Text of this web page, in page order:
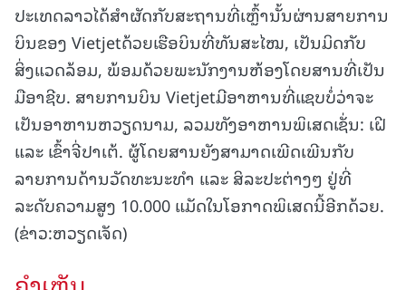
ປະເທດລາວໄດ້ສຳຜັດກັບສະຖານທີ່ເຫຼົ້ານັ້ນຜ່ານສາຍການ
ບິນຂອງ Vietjetດ້ວຍເຮືອບິນທີ່ທັນສະໄໝ, ເປັນມິດກັບ
ສິ່ງແວດລ້ອມ, ພ້ອມດ້ວຍພະນັກງານຫ້ອງໂດຍສານທີ່ເປັນ
ມືອາຊີບ. ສາຍການບິນ Vietjetມີອາຫານທີ່ແຊບບໍ່ວ່າຈະ
ເປັນອາຫານຫວຽດນາມ, ລວມທັງອາຫານພິເສດເຊັ່ນ: ເຝີ
ແລະ ເຂົ້າຈີ່ປາເຕ້. ຜູ້ໂດຍສານຍັງສາມາດເພີດເພີນກັບ
ລາຍການດ້ານວັດທະນະທໍາ ແລະ ສິລະປະຕ່າງໆ ຢູ່ທີ່
ລະດັບຄວາມສູງ 10.000 ແມັດໃນໂອກາດພິເສດນີ້ອີກດ້ວຍ.
(ຂ່າວ:ຫວຽດເຈັດ)